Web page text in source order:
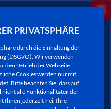
PRIVATSPHÄRE
durch die Einhaltung der
(DSGVO). Wir verwenden
den Betrieb der Webseite
Cookies werden nur mit
Bitte beachten Sie, dass auf
nicht alle Funktionalitäten der
Ihnen jederzeit frei, Ihre